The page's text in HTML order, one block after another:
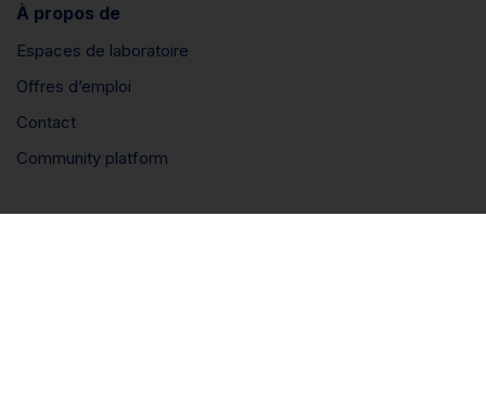
À propos de
Espaces de laboratoire
Offres d’emploi
Contact
Community platform